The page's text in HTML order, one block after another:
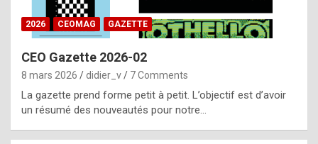
b
y
g
e
n
u
2026 CEOMAG GAZETTE
CEO Gazette 2026-02
8 mars 2026 didier_v 7 Comments
La gazette prend forme petit à petit. L’objectif est d’avoir
un résumé des nouveautés pour notre…